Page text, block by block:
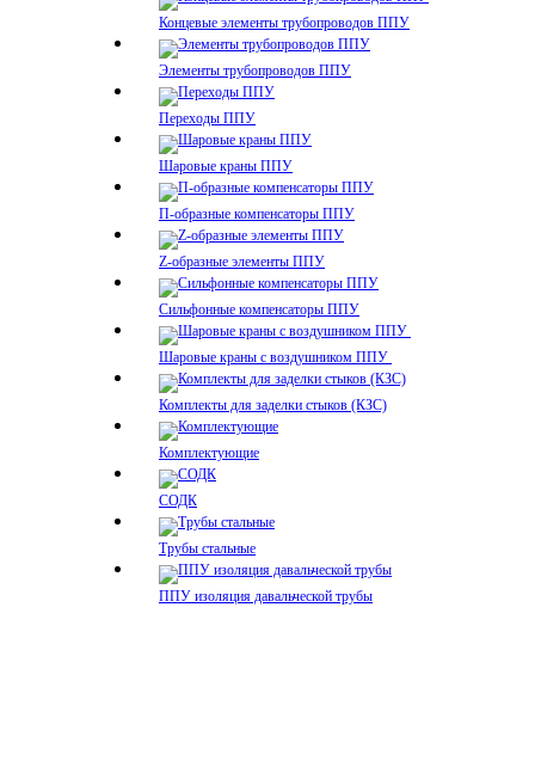
Концевые элементы трубопроводов ППУ
Элементы трубопроводов ППУ
Переходы ППУ
Шаровые краны ППУ
П-образные компенсаторы ППУ
Z-образные элементы ППУ
Сильфонные компенсаторы ППУ
Шаровые краны с воздушником ППУ
Комплекты для заделки стыков (КЗС)
Комплектующие
СОДК
Трубы стальные
ППУ изоляция давальческой трубы